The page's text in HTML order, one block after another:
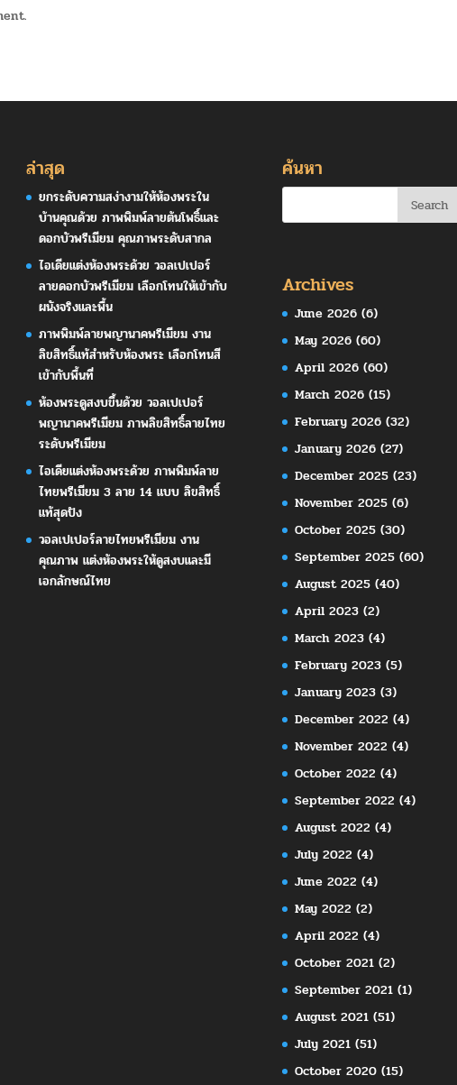
ล่าสุด
ยกระดับความสง่างามให้ห้องพระใน
บ้านคุณด้วย ภาพพิมพ์ลายต้นโพธิ์และ
ดอกบัวพรีเมียม คุณภาพระดับสากล
ไอเดียแต่งห้องพระด้วย วอลเปเปอร์
ลายดอกบัวพรีเมียม เลือกโทนให้เข้ากับ
ผนังจริงและพื้น
ภาพพิมพ์ลายพญานาคพรีเมียม งาน
ลิขสิทธิ์แท้สำหรับห้องพระ เลือกโทนสี
เข้ากับพื้นที่
ห้องพระดูสงบขึ้นด้วย วอลเปเปอร์
พญานาคพรีเมียม ภาพลิขสิทธิ์ลายไทย
ระดับพรีเมียม
ไอเดียแต่งห้องพระด้วย ภาพพิมพ์ลาย
ไทยพรีเมียม 3 ลาย 14 แบบ ลิขสิทธิ์
แท้สุดปัง
วอลเปเปอร์ลายไทยพรีเมียม งาน
คุณภาพ แต่งห้องพระให้ดูสงบและมี
เอกลักษณ์ไทย
ค้นหา
Archives
June 2026(6)
May 2026(60)
April 2026(60)
March 2026(15)
February 2026(32)
January 2026(27)
December 2025(23)
November 2025(6)
October 2025(30)
September 2025(60)
August 2025(40)
April 2023(2)
March 2023(4)
February 2023(5)
January 2023(3)
December 2022 (4)
November 2022 (4)
October 2022 (4)
September 2022 (4)
August 2022 (4)
July 2022 (4)
June 2022 (4)
May 2022 (2)
April 2022 (4)
October 2021(2)
September 2021(1)
August 2021(51)
July 2021(51)
October 2020(15)